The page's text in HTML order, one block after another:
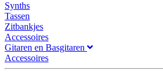
Synths
Tassen
Zitbankjes
Accessoires
Gitaren en Basgitaren
Accessoires